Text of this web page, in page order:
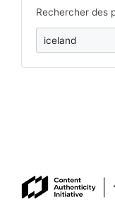
Rechercher des